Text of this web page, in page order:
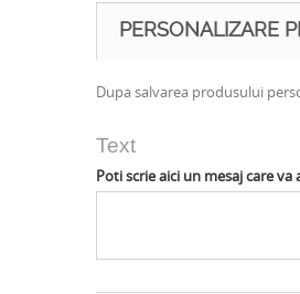
PERSONALIZARE
Dupa salvarea produsului
Text
Poti scrie aici un mesaj care